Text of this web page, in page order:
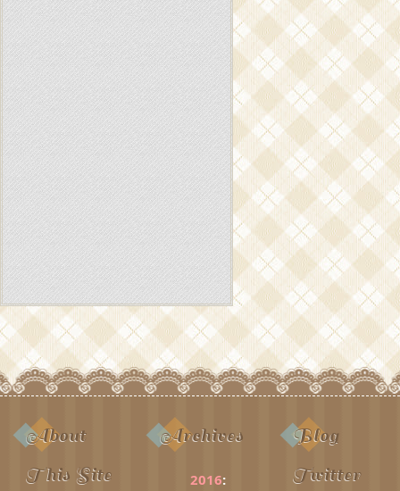
About
This Site
Archives
2016:
Blog
Twitter